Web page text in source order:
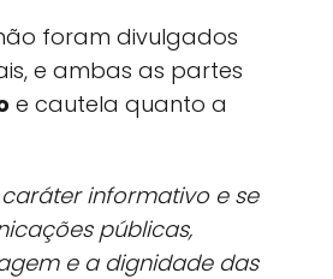
foram divulgados
e ambas as partes
e cautela quanto a
informativo e se
públicas,
e a dignidade das